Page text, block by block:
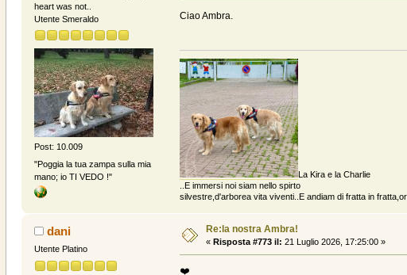
heart was not..
Utente Smeraldo
Post: 10.009
"Poggia la tua zampa sulla mia
mano; io TI VEDO !"
Ciao Ambra.
La Kira e la Charlie
..E immersi noi siam nello spirto
silvestre,d'arborea vita viventi..E andiam di fratta in fratta,or
dani
Utente Platino
Re:la nostra Ambra!
« Risposta #773 il: 21 Luglio 2026, 17:25:00 »
❤️